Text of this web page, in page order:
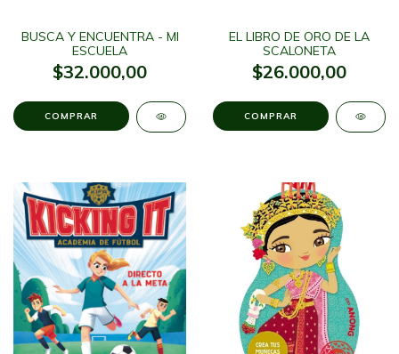
BUSCA Y ENCUENTRA - MI
ESCUELA
$32.000,00
EL LIBRO DE ORO DE LA
SCALONETA
$26.000,00